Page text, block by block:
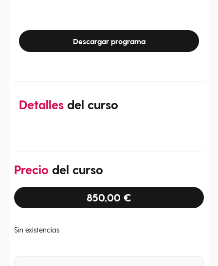
Descargar programa
Detalles del curso
Precio del curso
850,00 €
Sin existencias